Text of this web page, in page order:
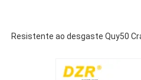
Resistente ao desgaste Quy50